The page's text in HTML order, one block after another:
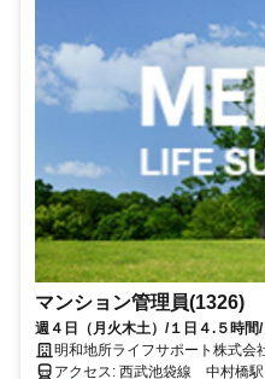
マンション管理員(1326)
週４日（月火木土）/１日４.５時
徒歩9分/分譲マンションの管理員募
明和地所ライフサポート株式会
アクセス: 西武池袋線 中村橋駅 徒歩9分 西武新宿線 鷺ノ宮駅